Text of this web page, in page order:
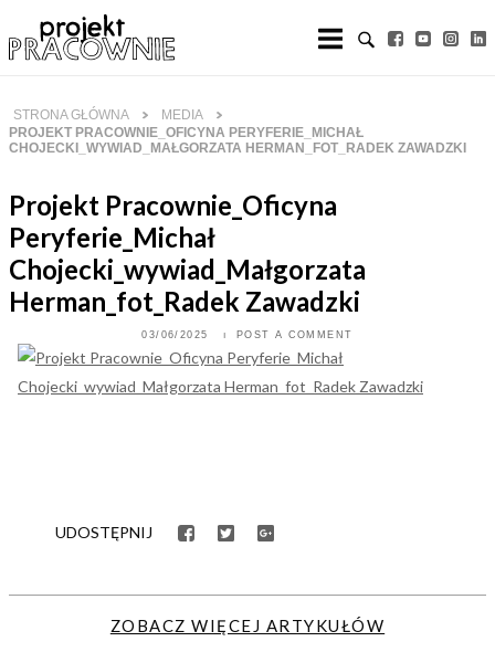
to
STRONA GŁÓWNA
MEDIA
PROJEKT PRACOWNIE_OFICYNA PERYFERIE_MICHAŁ
CHOJECKI_WYWIAD_MAŁGORZATA HERMAN_FOT_RADEK ZAWADZKI
Projekt Pracownie_Oficyna
Peryferie_Michał
Chojecki_wywiad_Małgorzata
Herman_fot_Radek Zawadzki
03/06/2025 POST A COMMENT
UDOSTĘPNIJ
ZOBACZ WIĘCEJ ARTYKUŁÓW